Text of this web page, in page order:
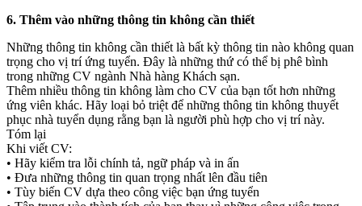
6. Thêm vào những thông tin không cần thiết
Những thông tin không cần thiết là bất kỳ thông tin nào không quan
trọng cho vị trí ứng tuyển. Đây là những thứ có thể bị phê bình
trong những CV ngành Nhà hàng Khách sạn.
Thêm nhiều thông tin không làm cho CV của bạn tốt hơn những
ứng viên khác. Hãy loại bỏ triệt để những thông tin không thuyết
phục nhà tuyển dụng rằng bạn là người phù hợp cho vị trí này.
Tóm lại
Khi viết CV:
• Hãy kiểm tra lỗi chính tả, ngữ pháp và in ấn
• Đưa những thông tin quan trọng nhất lên đầu tiên
• Tùy biến CV dựa theo công việc bạn ứng tuyển